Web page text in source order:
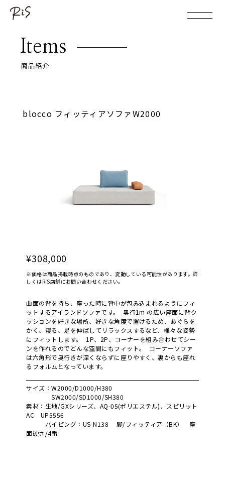
Items
商品紹介
blocco フィッティアソファW2000
¥308,000
※価格は商品掲載時点のものであり、変動している可能性があります。詳
しくはRiS店舗にお問い合わせください。
曲面の背を持ち、座った時に背中が包み込まれるようにフィ
ットするアイランドソファです。 奥行1m の広い座面に背ク
ッションを好きな場所、好きな角度で置けるため、あぐらを
かく、寝る、足を伸ばしてリラックスするなど、様々な姿勢
にフィットします。 1P、2P、コーナーを組み合わせてシー
ンを作れるのでどんな空間にもフィット。 コーナーソファ
は六角形で奥行きが深くならずに座りやすく、裏からも座れ
るフォルムとなっています。
サイズ：W2000/D1000/H380
SW2000/SD1000/SH380
素材：生地/GXシリーズ、AQ-05(ポリエステル)、スピリット
AC UP5556
パイピング：US-N138 脚/フィッティア（BK） 座
面硬さ/4番